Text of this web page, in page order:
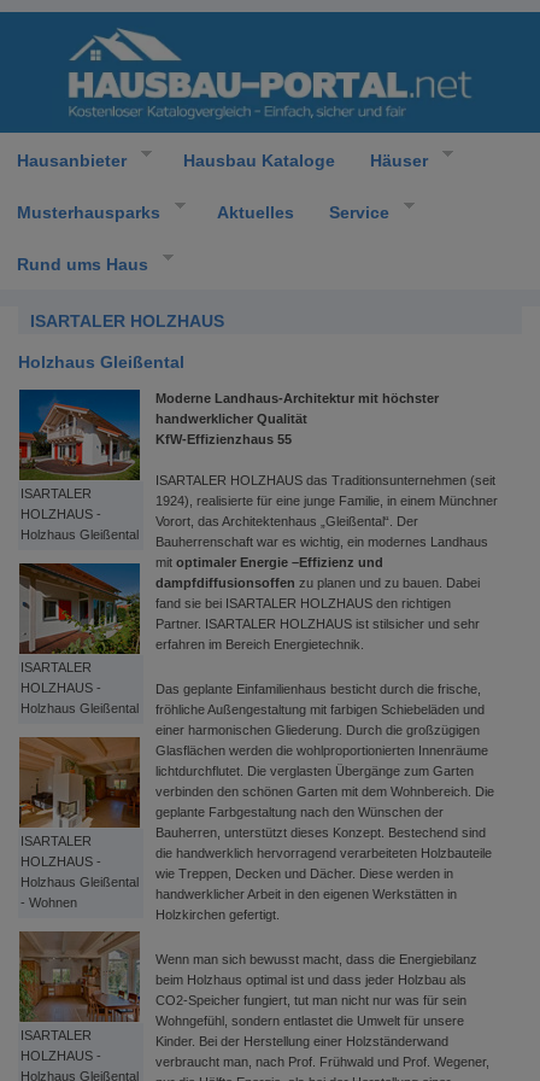
Hausanbieter Hausbau Kataloge Häuser
Musterhausparks Aktuelles Service
Rund ums Haus
ISARTALER HOLZHAUS
Holzhaus Gleißental
ISARTALER
HOLZHAUS -
Holzhaus Gleißental
ISARTALER
HOLZHAUS -
Holzhaus Gleißental
ISARTALER
HOLZHAUS -
Holzhaus Gleißental
- Wohnen
ISARTALER
HOLZHAUS -
Holzhaus Gleißental
Moderne Landhaus-Architektur mit höchster
handwerklicher Qualität
KfW-Effizienzhaus 55
ISARTALER HOLZHAUS das Traditionsunternehmen (seit
1924), realisierte für eine junge Familie, in einem Münchner
Vorort, das Architektenhaus „Gleißental“. Der
Bauherrenschaft war es wichtig, ein modernes Landhaus
mit optimaler Energie –Effizienz und
dampfdiffusionsoffen zu planen und zu bauen. Dabei
fand sie bei ISARTALER HOLZHAUS den richtigen
Partner. ISARTALER HOLZHAUS ist stilsicher und sehr
erfahren im Bereich Energietechnik.
Das geplante Einfamilienhaus besticht durch die frische,
fröhliche Außengestaltung mit farbigen Schiebeläden und
einer harmonischen Gliederung. Durch die großzügigen
Glasflächen werden die wohlproportionierten Innenräume
lichtdurchflutet. Die verglasten Übergänge zum Garten
verbinden den schönen Garten mit dem Wohnbereich. Die
geplante Farbgestaltung nach den Wünschen der
Bauherren, unterstützt dieses Konzept. Bestechend sind
die handwerklich hervorragend verarbeiteten Holzbauteile
wie Treppen, Decken und Dächer. Diese werden in
handwerklicher Arbeit in den eigenen Werkstätten in
Holzkirchen gefertigt.
Wenn man sich bewusst macht, dass die Energiebilanz
beim Holzhaus optimal ist und dass jeder Holzbau als
CO2-Speicher fungiert, tut man nicht nur was für sein
Wohngefühl, sondern entlastet die Umwelt für unsere
Kinder. Bei der Herstellung einer Holzständerwand
verbraucht man, nach Prof. Frühwald und Prof. Wegener,